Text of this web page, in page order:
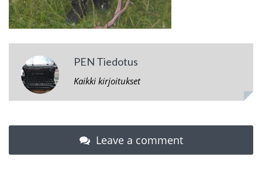
PEN Tiedotus
Kaikki kirjoitukset
Leave a comment